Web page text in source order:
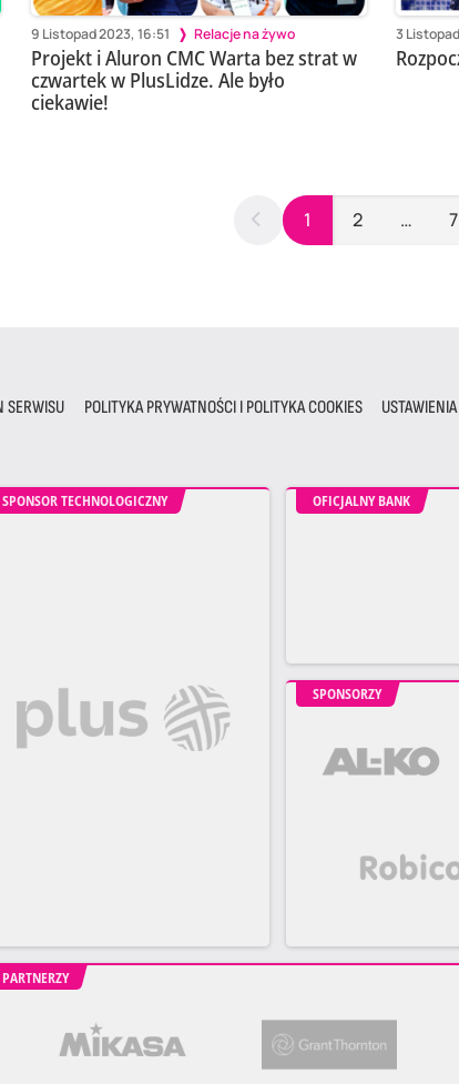
9 Listopad 2023, 16:51 Relacje na żywo
Projekt i Aluron CMC Warta bez strat w
czwartek w PlusLidze. Ale było
ciekawie!
3
1 2 … 7
SERWISU POLITYKA PRYWATNOŚCI I POLITYKA COOKIES
SPONSOR TECHNOLOGICZNY OFICJALNY BANK
SPONSORZY
PARTNERZY